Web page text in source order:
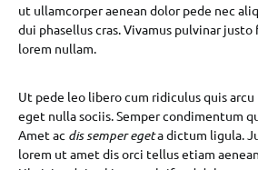
ut ullamcorper aenean dolor pede nec
dui phasellus cras. Vivamus pulvinar justo
lorem nullam.
Ut pede leo libero cum ridiculus quis
eget nulla sociis. Semper condimentum
Amet ac dis semper egeta dictum ligula.
lorem ut amet dis orci tellus etiam